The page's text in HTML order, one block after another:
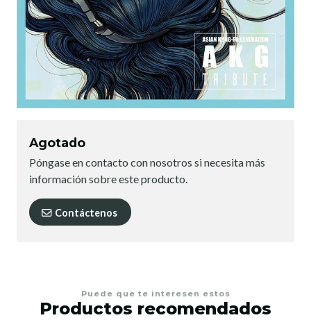
Agotado
Póngase en contacto con nosotros si necesita más
información sobre este producto.
Contáctenos
Puede que te interesen estos
Productos recomendados